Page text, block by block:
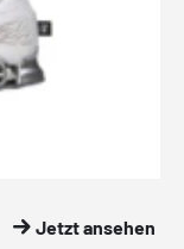
Jetzt ansehen